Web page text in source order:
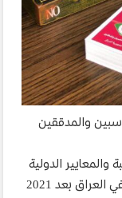
والمدققين
والمعايير الدولية
وذلك تزامنا مع تبني تطبيق المعايير الدولية في العراق بعد 2021